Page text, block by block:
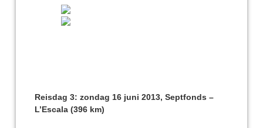
Reisdag 3: zondag 16 juni 2013, Septfonds –
L’Escala (396 km)